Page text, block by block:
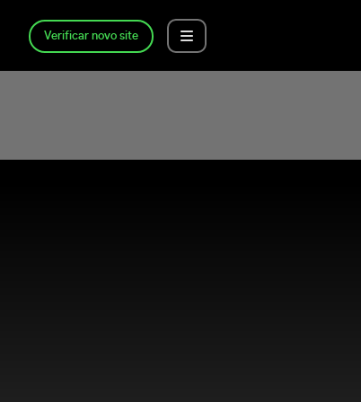
Verificar novo site